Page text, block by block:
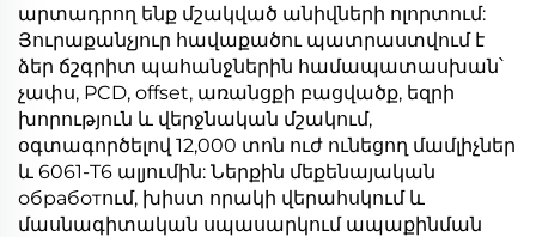
արտադրող ենք մշակված անիվների ոլորտում:
Յուրաքանչյուր հավաքածու պատրաստվում է
ձեր ճշգրիտ պահանջներին համապատասխան՝
չափս, PCD, offset, առանցքի բացվածք, եզրի
խորություն և վերջնական մշակում,
օգտագործելով 12,000 տոն ուժ ունեցող մամլիչներ
և 6061-T6 ալյումին: Ներքին մեքենայական
обработում, խիստ որակի վերահսկում և
մասնագիտական սպասարկում ապաքինման